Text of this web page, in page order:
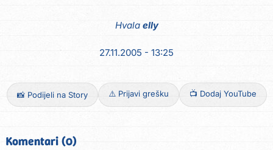
Hvala elly
27.11.2005 - 13:25
📸 Podijeli na Story ⚠️ Prijavi grešku 📺 Dodaj YouTube
Komentari (0)